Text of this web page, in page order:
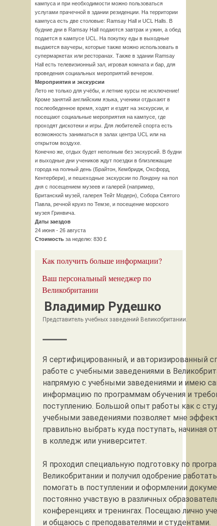
кампуса и при необходимости можно пользоваться
услугами прачечной в здании резиденции. На территории
кампуса есть две столовые: Ramsay Hall и UCL Halls. В
будние дни в Ramsay Hall подаются завтрак и ужин, а обед
подается в кампусе UCL. На покупку еды в выходные
выдаются ваучеры, которые также можно использовать в
супермаркетах или ресторанах. Также в здании Ramsay
Hall есть телевизионный зал, игровая комната и бар, для
проведения социальных мероприятий вечером.
Мероприятия и экскурсии
Лето не только для учёбы, и летние курсы не исключение!
Кроме занятий английским языка, ученики отдыхают в
послеобеденное время, ходят и ездят на экскурсии, и
посещают социальные мероприятия на кампусе, где
проходят дискотеки и игры. Для любителей спорта есть
возможность заниматься в залах центра UCL или на
открытом воздухе.
Конечно же, отдых будет неполным без экскурсий. В будни
и выходные дни учеников ждут поездки в близлежащие
города на полный день (Брайтон, Кембридж, Оксфорд,
Кентербери), и пешеходные экскурсии по Лондону на пол
дня с посещением музеев и галерей (например,
Британский музей, галерея Тейт Модерн), Собора Святого
Павла, речной круиз по Темзе, и посещение морского
музея Гринвича.
Даты заездов
24 июня - 26 августа
Стоимость за неделю: 830 £
Как получить больше информации?
Ваш персональный менеджер по
Великобритании
Владимир Рудешко
Представитель учебных заведений Великобритании.
Я сертифицированный, и авторизированный
работе с учебными заведениями в
напрямую с учебными заведениями и имею
информацию по программам обучения и
поступлению. Большой опыт работы как с
учебными заведениями позволяет мне
правильно выбрать куда поступать, начиная
в колледж или университет.
Я проходил специальную подготовку по
Великобритании и получил одобрение
помогать в поступлении и оформлении
постоянно участвую в различных
конференциях и тренингах. Посещаю лично
и общаюсь с преподавателями и студентами.